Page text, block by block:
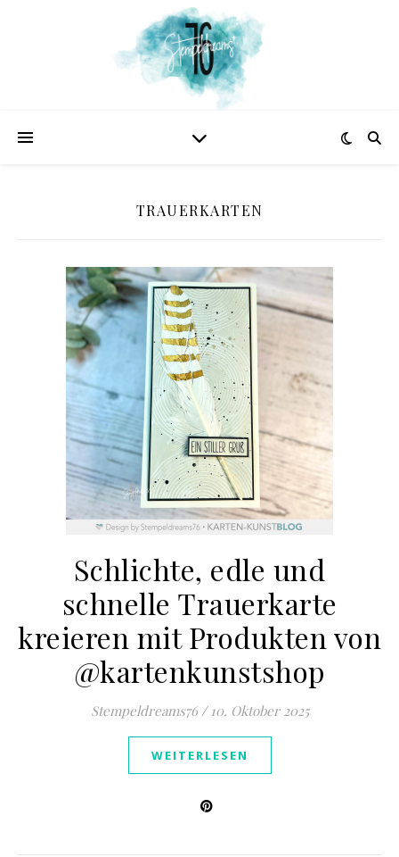
TRAUERKARTEN
Schlichte, edle und
schnelle Trauerkarte
kreieren mit Produkten von
@kartenkunstshop
Stempeldreams76 / 10. Oktober 2025
WEITERLESEN